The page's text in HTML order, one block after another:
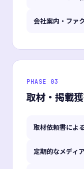
会社案内・ファ
PHASE 03
取材・掲載
取材依頼書によ
定期的なメディ